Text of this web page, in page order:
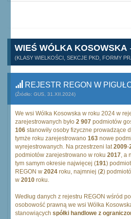
WIEŚ WÓLKA KOSOWSKA
(KLASY WIELKOŚCI, SEKCJE PKD, FORMY
REJESTR REGON W
(Źródło: GUS, 31.XII.2024)
We wsi Wólka Kosowska w roku 2024 w
zarejestrowanych było 2 907 podmiotów
106 stanowiły osoby fizyczne prowadzące
tymże roku zarejestrowano 163 nowe
wyrejestrowanych. Na przestrzeni lat2009-
podmiotów zarejestrowano w roku 2017, a
tym samym okresie najwięcej (191)
REGON w 2024 roku, najmniej (2)
w 2010 roku.
Według danych z rejestru REGON wśród
osobowość prawną we wsi Wólka
stanowiących spółki handlowe z